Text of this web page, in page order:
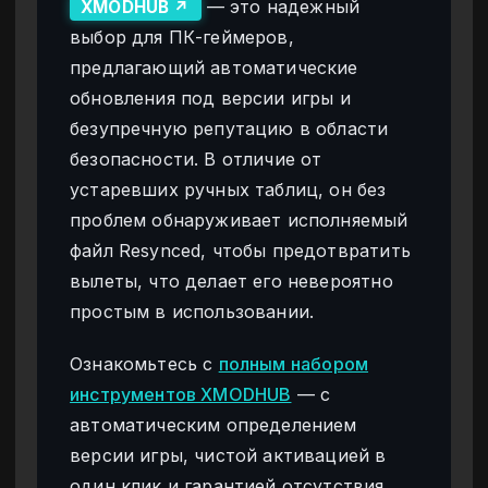
XMODHUB ↗
— это надежный
выбор для ПК-геймеров,
предлагающий автоматические
обновления под версии игры и
безупречную репутацию в области
безопасности. В отличие от
устаревших ручных таблиц, он без
проблем обнаруживает исполняемый
файл Resynced, чтобы предотвратить
вылеты, что делает его невероятно
простым в использовании.
Ознакомьтесь с полным набором
инструментов XMODHUB — с
автоматическим определением
версии игры, чистой активацией в